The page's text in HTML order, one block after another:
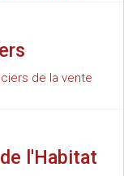
de la vente
l'Habitat